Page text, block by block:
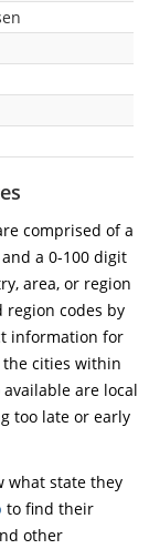
comprised of a
a 0-100 digit
area, or region
region codes by
information for
the cities within
are local
too late or early
what state they
to find their
other